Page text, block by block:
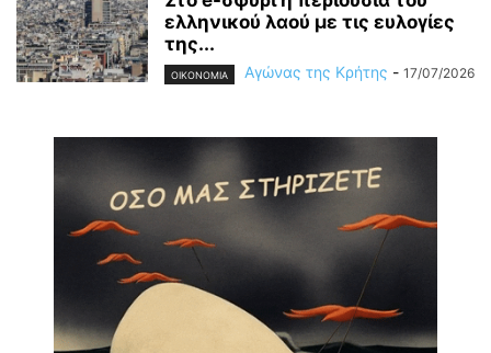
ελληνικού λαού με τις ευλογίες
της...
OIKONOMIA Αγώνας της Κρήτης - 17/07/2026